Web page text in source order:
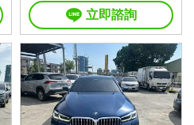
立即諮詢